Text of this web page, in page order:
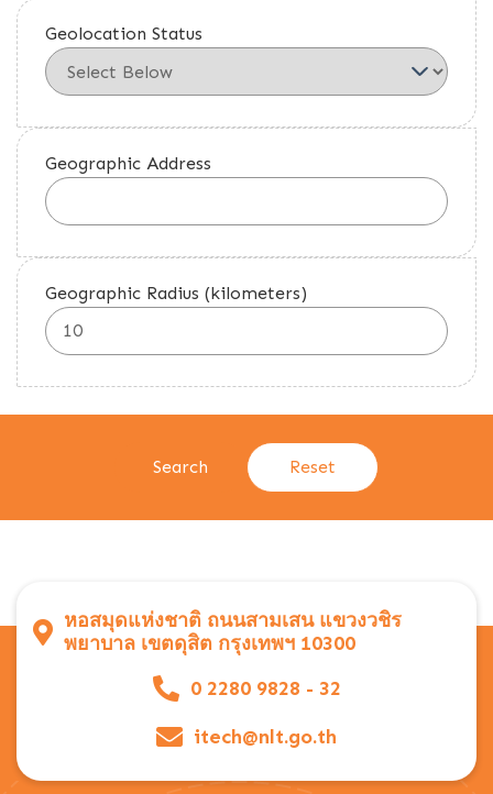
Geolocation Status
Geographic Address
Geographic Radius (kilometers)
หอสมุดแห่งชาติ ถนนสามเสน แขวงวชิร
พยาบาล เขตดุสิต กรุงเทพฯ 10300
0 2280 9828 - 32
itech@nlt.go.th